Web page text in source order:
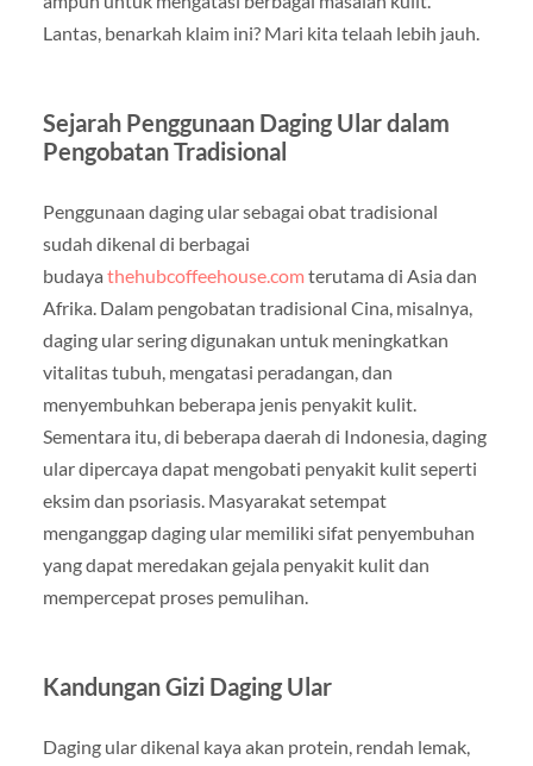
Lantas, benarkah klaim ini? Mari kita telaah lebih jauh.
Sejarah Penggunaan Daging Ular dalam
Pengobatan Tradisional
Penggunaan daging ular sebagai obat tradisional
sudah dikenal di berbagai
budaya thehubcoffeehouse.com terutama di Asia dan
Afrika. Dalam pengobatan tradisional Cina, misalnya,
daging ular sering digunakan untuk meningkatkan
vitalitas tubuh, mengatasi peradangan, dan
menyembuhkan beberapa jenis penyakit kulit.
Sementara itu, di beberapa daerah di Indonesia, daging
ular dipercaya dapat mengobati penyakit kulit seperti
eksim dan psoriasis. Masyarakat setempat
menganggap daging ular memiliki sifat penyembuhan
yang dapat meredakan gejala penyakit kulit dan
mempercepat proses pemulihan.
Kandungan Gizi Daging Ular
Daging ular dikenal kaya akan protein, rendah lemak,